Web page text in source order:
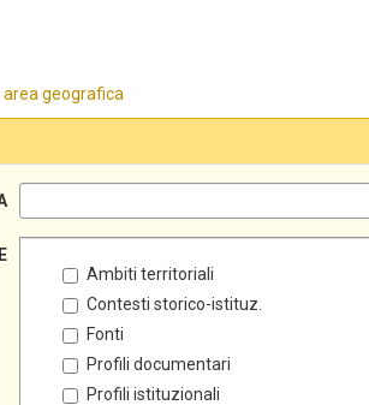
area geografica
Ambiti territoriali
Contesti storico-istituz.
Fonti
Profili documentari
Profili istituzionali